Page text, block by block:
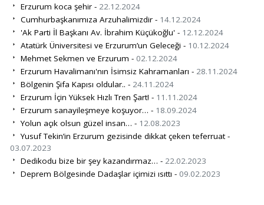
Erzurum koca şehir - 22.12.2024
Cumhurbaşkanımıza Arzuhalimizdir - 14.12.2024
'Ak Parti İl Başkanı Av. İbrahim Küçükoğlu' - 12.12.2024
Atatürk Üniversitesi ve Erzurum’un Geleceği - 10.12.2024
Mehmet Sekmen ve Erzurum - 02.12.2024
Erzurum Havalimanı'nın İsimsiz Kahramanları - 28.11.2024
Bölgenin Şifa Kapısı oldular.. - 24.11.2024
Erzurum İçin Yüksek Hızlı Tren Şart! - 11.11.2024
Erzurum sanayileşmeye koşuyor… - 18.09.2024
Yolun açık olsun güzel insan… - 12.08.2023
Yusuf Tekin’in Erzurum gezisinde dikkat çeken teferruat -
03.07.2023
Dedikodu bize bir şey kazandırmaz… - 22.02.2023
Deprem Bölgesinde Dadaşlar içimizi ısıttı - 09.02.2023